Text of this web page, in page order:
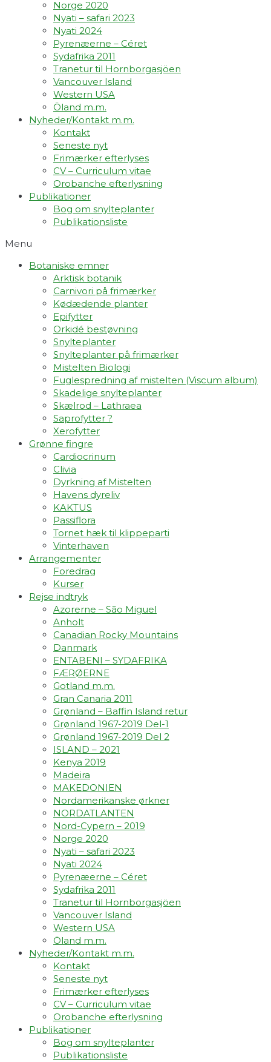
Norge 2020
Nyati – safari 2023
Nyati 2024
Pyrenæerne – Céret
Sydafrika 2011
Tranetur til Hornborgasjöen
Vancouver Island
Western USA
Öland m.m.
Nyheder/Kontakt m.m.
Kontakt
Seneste nyt
Frimærker efterlyses
CV – Curriculum vitae
Orobanche efterlysning
Publikationer
Bog om snylteplanter
Publikationsliste
Menu
Botaniske emner
Arktisk botanik
Carnivori på frimærker
Kødædende planter
Epifytter
Orkidé bestøvning
Snylteplanter
Snylteplanter på frimærker
Mistelten Biologi
Fuglespredning af mistelten (Viscum album)​
Skadelige snylteplanter
Skælrod – Lathraea
Saprofytter ?
Xerofytter
Grønne fingre
Cardiocrinum
Clivia
Dyrkning af Mistelten
Havens dyreliv
KAKTUS
Passiflora
Tornet hæk til klippeparti
Vinterhaven
Arrangementer
Foredrag
Kurser
Rejse indtryk
Azorerne – São Miguel
Anholt
Canadian Rocky Mountains
Danmark
ENTABENI – SYDAFRIKA
FÆRØERNE
Gotland m.m.
Gran Canaria 2011
Grønland – Baffin Island retur
Grønland 1967-2019 Del-1
Grønland 1967-2019 Del 2
ISLAND – 2021
Kenya 2019
Madeira
MAKEDONIEN
Nordamerikanske ørkner
NORDATLANTEN
Nord-Cypern – 2019
Norge 2020
Nyati – safari 2023
Nyati 2024
Pyrenæerne – Céret
Sydafrika 2011
Tranetur til Hornborgasjöen
Vancouver Island
Western USA
Öland m.m.
Nyheder/Kontakt m.m.
Kontakt
Seneste nyt
Frimærker efterlyses
CV – Curriculum vitae
Orobanche efterlysning
Publikationer
Bog om snylteplanter
Publikationsliste